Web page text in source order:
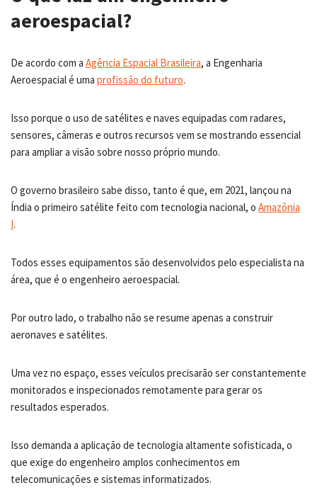
aeroespacial?
De acordo com a Agência Espacial Brasileira, a Engenharia
Aeroespacial é uma profissão do futuro.
Isso porque o uso de satélites e naves equipadas com radares,
sensores, câmeras e outros recursos vem se mostrando essencial
para ampliar a visão sobre nosso próprio mundo.
O governo brasileiro sabe disso, tanto é que, em 2021, lançou na
Índia o primeiro satélite feito com tecnologia nacional, o Amazônia
I.
Todos esses equipamentos são desenvolvidos pelo especialista na
área, que é o engenheiro aeroespacial.
Por outro lado, o trabalho não se resume apenas a construir
aeronaves e satélites.
Uma vez no espaço, esses veículos precisarão ser constantemente
monitorados e inspecionados remotamente para gerar os
resultados esperados.
Isso demanda a aplicação de tecnologia altamente sofisticada, o
que exige do engenheiro amplos conhecimentos em
telecomunicações e sistemas informatizados.